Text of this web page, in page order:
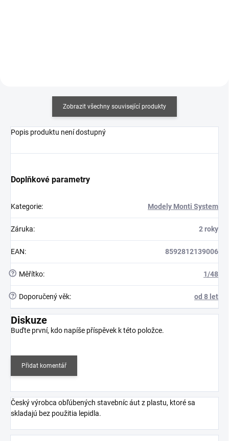
Zobrazit všechny související produkty
Popis produktu není dostupný
Doplňkové parametry
Kategorie: Modely Monti System
Záruka: 2 roky
EAN: 8592812139006
? Měřítko: 1/48
? Doporučený věk: od 8 let
Diskuze
Buďte první, kdo napíše příspěvek k této položce.
Přidat komentář
Český výrobca obľúbených stavebníc áut z plastu, ktoré sa
skladajú bez použitia lepidla.